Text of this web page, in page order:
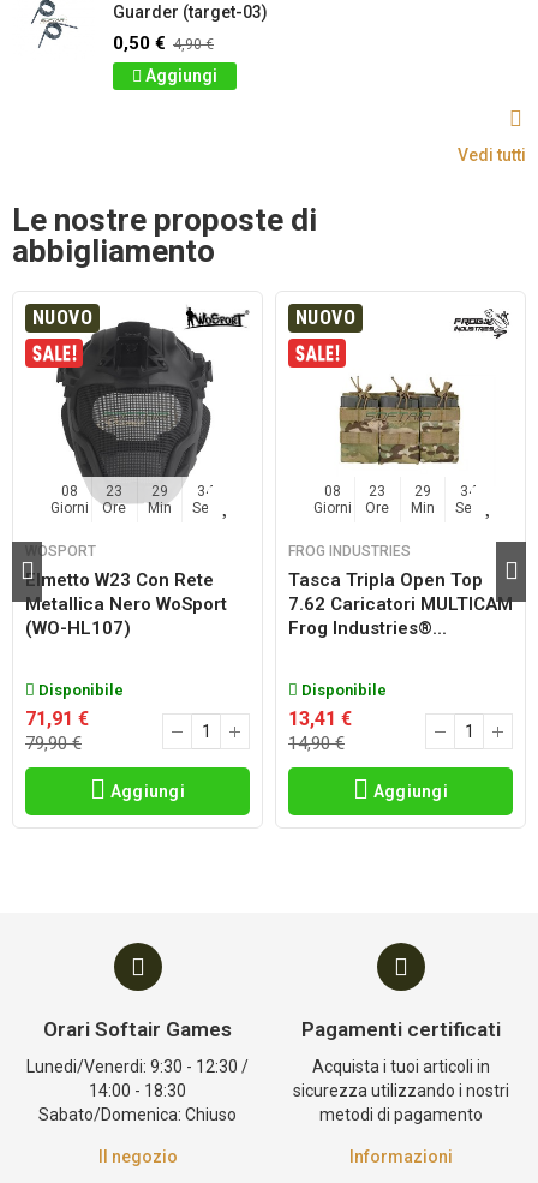
Guarder (target-03)
0,50 € 4,90 €
Aggiungi
Vedi tutti
Le nostre proposte di
abbigliamento
NUOVO
08
Giorni
23
Ore
29
Min
33
Sec
WOSPORT
Elmetto W23 Con Rete
Metallica Nero WoSport
(WO-HL107)
Disponibile
71,91 €
79,90 €
Aggiungi
NUOVO
08
Giorni
23
Ore
29
Min
33
Sec
FROG INDUSTRIES
Tasca Tripla Open Top
7.62 Caricatori MULTICAM
Frog Industries®...
Disponibile
13,41 €
14,90 €
Aggiungi
Orari Softair Games
Lunedi/Venerdi: 9:30 - 12:30 /
14:00 - 18:30
Sabato/Domenica: Chiuso
Il negozio
Pagamenti certificati
Acquista i tuoi articoli in
sicurezza utilizzando i nostri
metodi di pagamento
Informazioni